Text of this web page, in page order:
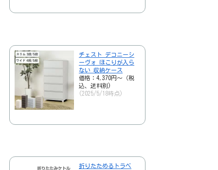
チェスト デコニーシ
ーヴォ ほこりが入ら
ない 収納ケース
価格：4,370円～（税
込、送料別)
(2025/5/18時点)
折りたためるトラベ